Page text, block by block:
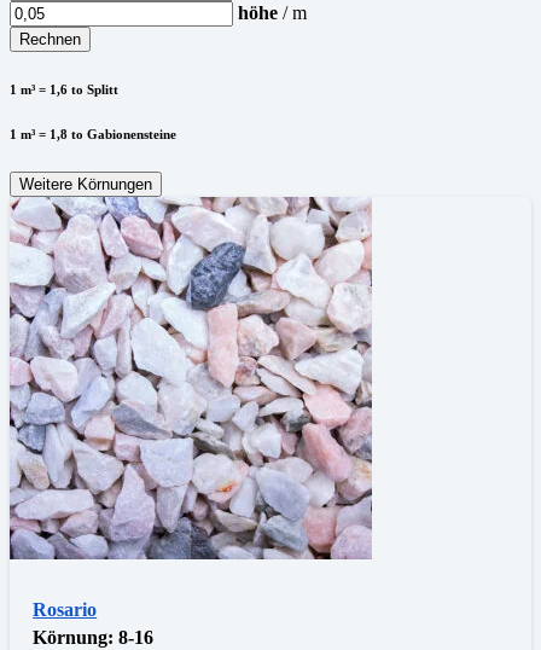
höhe / m
Rechnen
1 m³ = 1,6 to Splitt
1 m³ = 1,8 to Gabionensteine
Weitere Körnungen
Rosario
Körnung:8-16